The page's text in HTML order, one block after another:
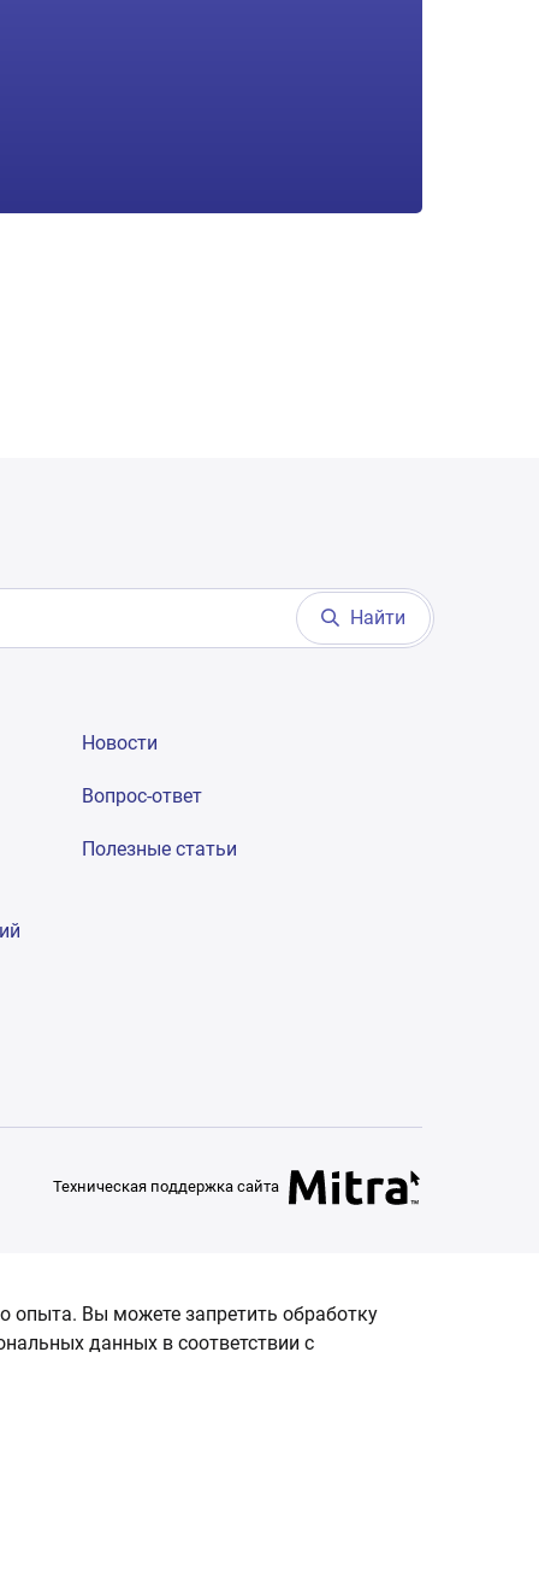
Найти
Новости
Вопрос-ответ
Полезные статьи
Техническая поддержка сайта
опыта. Вы можете запретить обработку
данных в соответствии с